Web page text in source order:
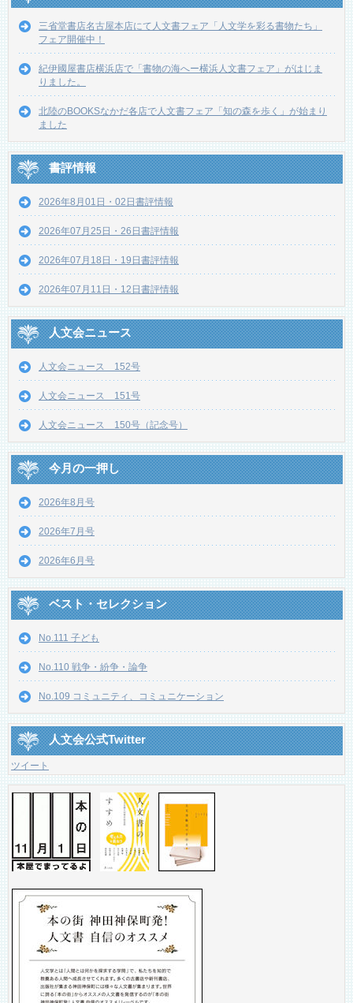
三省堂書店名古屋本店にて人文書フェア「人文学を彩る書物たち」
フェア開催中！
紀伊國屋書店横浜店で「書物の海へー横浜人文書フェア」がはじま
りました。
北陸のBOOKSなかだ各店で人文書フェア「知の森を歩く」が始まり
ました
書評情報
2026年8月01日・02日書評情報
2026年07月25日・26日書評情報
2026年07月18日・19日書評情報
2026年07月11日・12日書評情報
人文会ニュース
人文会ニュース 152号
人文会ニュース 151号
人文会ニュース 150号（記念号）
今月の一押し
2026年8月号
2026年7月号
2026年6月号
ベスト・セレクション
No.111 子ども
No.110 戦争・紛争・論争
No.109 コミュニティ、コミュニケーション
人文会公式Twitter
ツイート